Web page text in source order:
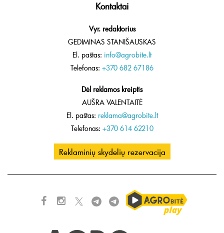
Kontaktai
Vyr. redaktorius
GEDIMINAS STANIŠAUSKAS
El. paštas: info@agrobite.lt
Telefonas: +370 682 67186
Dėl reklamos kreiptis
AUŠRA VALENTAITĖ
El. paštas: reklama@agrobite.lt
Telefonas: +370 614 62210
Reklaminių skydelių rezervacija